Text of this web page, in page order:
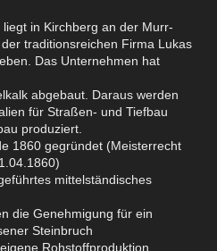
in Kirchberg an der Murr-
traditionsreichen Firma Lukas
Das Unternehmen hat
abgebaut. Daraus werden
für Straßen- und Tiefbau
produziert.
1860 gegründet (Meisterrecht
mittelständisches
die Genehmigung für ein
Steinbruch
Rohstoffproduktion.